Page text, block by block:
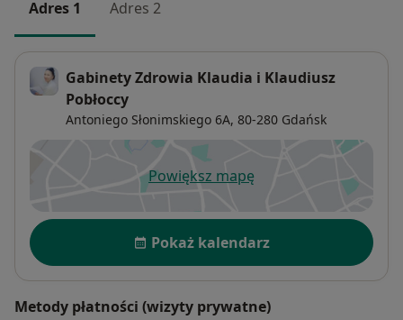
Adres 1 Adres 2
Gabinety Zdrowia Klaudia i Klaudiusz
Pobłoccy
Antoniego Słonimskiego 6A, 80-280 Gdańsk
Powiększ mapęotwiera się w nowej karcie
Dostępność
Pokaż kalendarz
Metody płatności (wizyty prywatne)